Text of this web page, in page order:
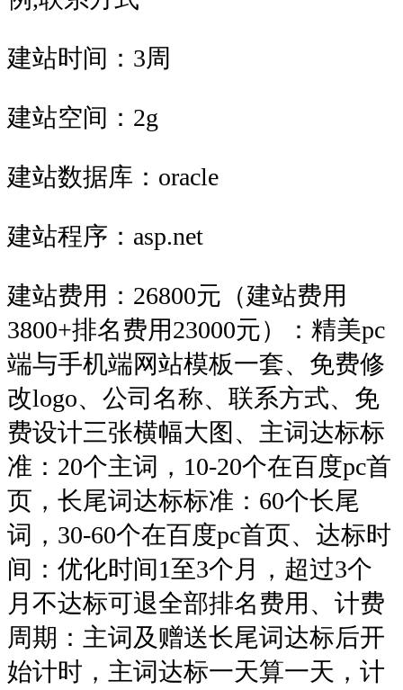
建站时间：3周
建站空间：2g
建站数据库：oracle
建站程序：asp.net
建站费用：26800元（建站费用
3800+排名费用23000元）：精美pc
端与手机端网站模板一套、免费修
改logo、公司名称、联系方式、免
费设计三张横幅大图、主词达标标
准：20个主词，10-20个在百度pc首
页，长尾词达标标准：60个长尾
词，30-60个在百度pc首页、达标时
间：优化时间1至3个月，超过3个
月不达标可退全部排名费用、计费
周期：主词及赠送长尾词达标后开
始计时，主词达标一天算一天，计